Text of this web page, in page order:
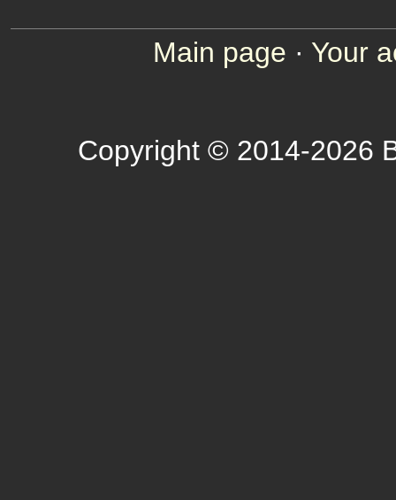
Main page · Your
Copyright © 2014-2026